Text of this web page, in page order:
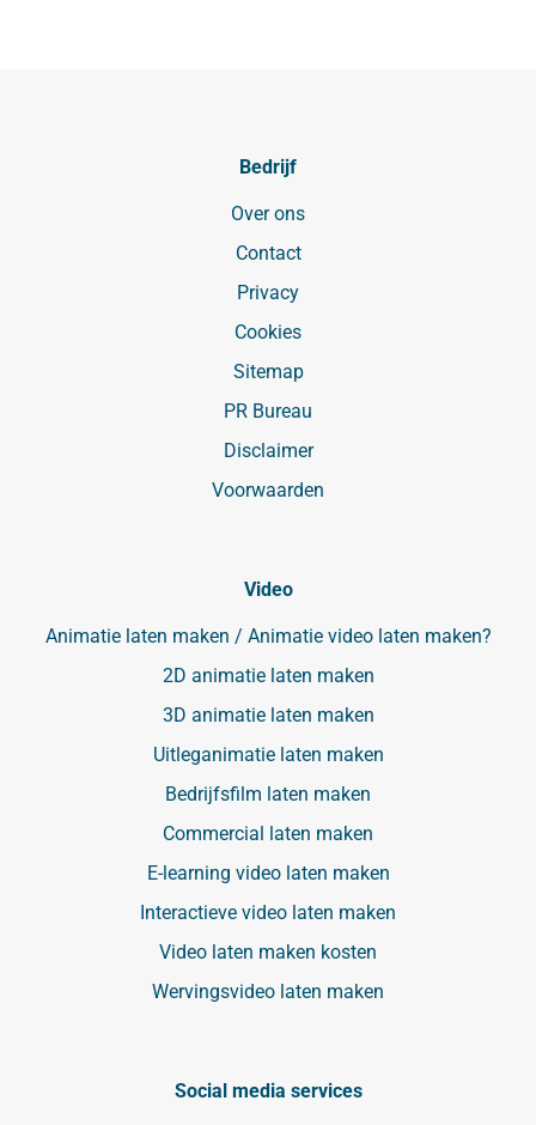
Bedrijf
Over ons
Contact
Privacy
Cookies
Sitemap
PR Bureau
Disclaimer
Voorwaarden
Video
Animatie laten maken / Animatie video laten maken?
2D animatie laten maken
3D animatie laten maken
Uitleganimatie laten maken
Bedrijfsfilm laten maken
Commercial laten maken
E-learning video laten maken
Interactieve video laten maken
Video laten maken kosten
Wervingsvideo laten maken
Social media services